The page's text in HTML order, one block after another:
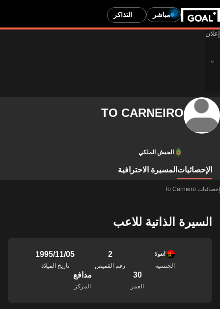
مباشر التذاكر
TO CARNEIRO
الجيش الملكي
الإحصائيات المسيرة الاحترافية
إحصائيات To Carneiro
السيرة الذاتية للاعب
أنغولا
الجنسية
2
رقم القميص
05‏/11‏/1995
تاريخ الميلاد
30
العمر
مدافع
المركز